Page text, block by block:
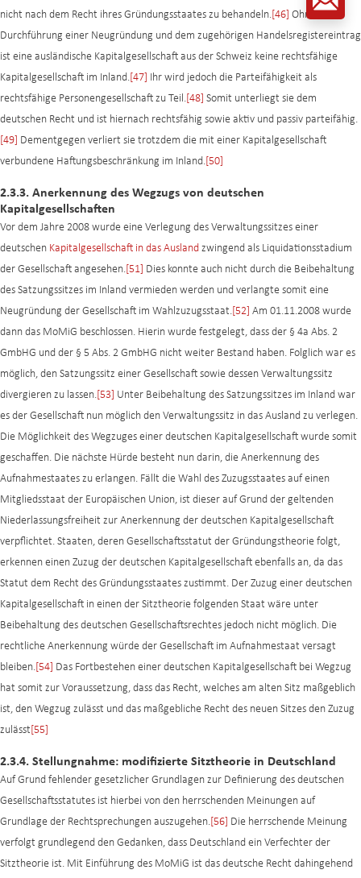
nicht nach dem Recht ihres Gründungsstaates zu behandeln. [46] Ohne
Durchführung einer Neugründung und dem zugehörigen Handelsregistereintrag
ist eine ausländische Kapitalgesellschaft aus der Schweiz keine rechtsfähige
Kapitalgesellschaft im Inland. [47] Ihr wird jedoch die Parteifähigkeit als
rechtsfähige Personengesellschaft zu Teil. [48] Somit unterliegt sie dem
deutschen Recht und ist hiernach rechtsfähig sowie aktiv und passiv parteifähig.
[49] Dementgegen verliert sie trotzdem die mit einer Kapitalgesellschaft
verbundene Haftungsbeschränkung im Inland. [50]
2.3.3. Anerkennung des Wegzugs von deutschen
Kapitalgesellschaften
Vor dem Jahre 2008 wurde eine Verlegung des Verwaltungssitzes einer
deutschen Kapitalgesellschaft in das Ausland zwingend als Liquidationsstadium
der Gesellschaft angesehen. [51] Dies konnte auch nicht durch die Beibehaltung
des Satzungssitzes im Inland vermieden werden und verlangte somit eine
Neugründung der Gesellschaft im Wahlzuzugsstaat. [52] Am 01.11.2008 wurde
dann das MoMiG beschlossen. Hierin wurde festgelegt, dass der § 4a Abs. 2
GmbHG und der § 5 Abs. 2 GmbHG nicht weiter Bestand haben. Folglich war es
möglich, den Satzungssitz einer Gesellschaft sowie dessen Verwaltungssitz
divergieren zu lassen. [53] Unter Beibehaltung des Satzungssitzes im Inland war
es der Gesellschaft nun möglich den Verwaltungssitz in das Ausland zu verlegen.
Die Möglichkeit des Wegzuges einer deutschen Kapitalgesellschaft wurde somit
geschaffen. Die nächste Hürde besteht nun darin, die Anerkennung des
Aufnahmestaates zu erlangen. Fällt die Wahl des Zuzugsstaates auf einen
Mitgliedsstaat der Europäischen Union, ist dieser auf Grund der geltenden
Niederlassungsfreiheit zur Anerkennung der deutschen Kapitalgesellschaft
verpflichtet. Staaten, deren Gesellschaftsstatut der Gründungstheorie folgt,
erkennen einen Zuzug der deutschen Kapitalgesellschaft ebenfalls an, da das
Statut dem Recht des Gründungsstaates zustimmt. Der Zuzug einer deutschen
Kapitalgesellschaft in einen der Sitztheorie folgenden Staat wäre unter
Beibehaltung des deutschen Gesellschaftsrechtes jedoch nicht möglich. Die
rechtliche Anerkennung würde der Gesellschaft im Aufnahmestaat versagt
bleiben. [54] Das Fortbestehen einer deutschen Kapitalgesellschaft bei Wegzug
hat somit zur Voraussetzung, dass das Recht, welches am alten Sitz maßgeblich
ist, den Wegzug zulässt und das maßgebliche Recht des neuen Sitzes den Zuzug
zulässt [55]
2.3.4. Stellungnahme: modifizierte Sitztheorie in Deutschland
Auf Grund fehlender gesetzlicher Grundlagen zur Definierung des deutschen
Gesellschaftsstatutes ist hierbei von den herrschenden Meinungen auf
Grundlage der Rechtsprechungen auszugehen. [56] Die herrschende Meinung
verfolgt grundlegend den Gedanken, dass Deutschland ein Verfechter der
Sitztheorie ist. Mit Einführung des MoMiG ist das deutsche Recht dahingehend